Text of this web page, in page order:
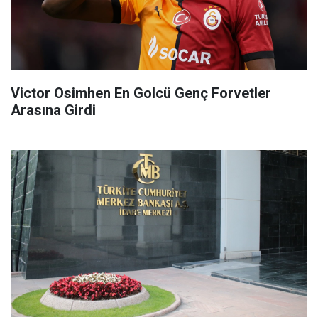
Victor Osimhen En Golcü Genç Forvetler
Arasına Girdi